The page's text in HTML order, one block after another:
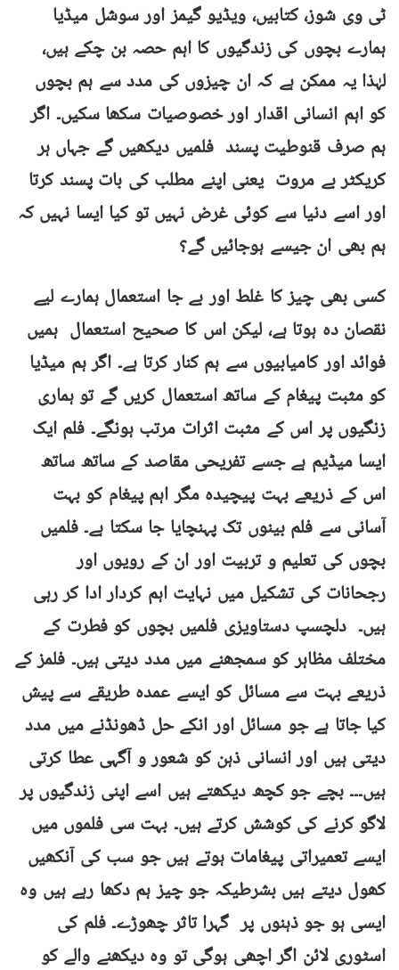
ٹی وی شوز، کتابیں، ویڈیو گیمز اور سوشل میڈیا
ہمارے بچوں کی زندگیوں کا اہم حصہ بن چکے ہیں،
لہٰذا یہ ممکن ہے کہ ان چیزوں کی مدد سے ہم بچوں
کو اہم انسانی اقدار اور خصوصیات سکھا سکیں۔ اگر
ہم صرف قنوطیت پسند فلمیں دیکھیں گے جہاں ہر
کریکٹر بے مروت یعنی اپنے مطلب کی بات پسند کرتا
اور اسے دنیا سے کوئی غرض نہیں تو کیا ایسا نہیں کہ
ہم بھی ان جیسے ہوجائیں گے؟
کسی بھی چیز کا غلط اور بے جا استعمال ہمارے لیے
نقصان دہ ہوتا ہے، لیکن اس کا صحیح استعمال ہمیں
فوائد اور کامیابیوں سے ہم کنار کرتا ہے۔ اگر ہم میڈیا
کو مثبت پیغام کے ساتھ استعمال کریں گے تو ہماری
زنگیوں پر اس کے مثبت اثرات مرتب ہونگے۔ فلم ایک
ایسا میڈیم ہے جسے تفریحی مقاصد کے ساتھ ساتھ
اس کے ذریعے بہت پیچیدہ مگر اہم پیغام کو بہت
آسانی سے فلم بینوں تک پہنچایا جا سکتا ہے۔ فلمیں
بچوں کی تعلیم و تربیت اور ان کے رویوں اور
رجحانات کی تشکیل میں نہایت اہم کردار ادا کر رہی
ہیں۔ دلچسپ دستاویزی فلمیں بچوں کو فطرت کے
مختلف مظاہر کو سمجھنے میں مدد دیتی ہیں۔ فلمز کے
ذریعے بہت سے مسائل کو ایسے عمدہ طریقے سے پیش
کیا جاتا ہے جو مسائل اور انکے حل ڈھونڈنے میں مدد
دیتی ہیں اور انسانی ذہن کو شعور و آگہی عطا کرتی
ہیں۔۔۔ بچے جو کچھ دیکھتے ہیں اسے اپنی زندگیوں پر
لاگو کرنے کی کوشش کرتے ہیں۔ بہت سی فلموں میں
ایسے تعمیراتی پیغامات ہوتے ہیں جو سب کی آنکھیں
کھول دیتے ہیں بشرطیکہ جو چیز ہم دکھا رہے ہیں وہ
ایسی ہو جو ذہنوں پر گہرا تاثر چھوڑے۔ فلم کی
اسٹوری لائن اگر اچھی ہوگی تو وہ دیکھنے والے کو